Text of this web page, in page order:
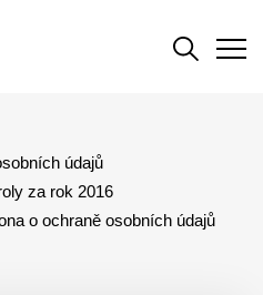
údajů
za rok 2016
o ochraně osobních údajů